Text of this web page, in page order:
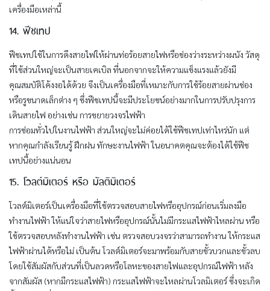
เครื่องมือเหล่านี้
14. ฟีชเทป
ฟีชเทปใช้ในการดึงสายไฟให้ผ่านท่อร้อยสายไฟหรือช่องว่างระหว่างผนัง วัสดุ
ที่ใช้ส่วนใหญ่จะเป็นสายเคเบิล ที่นอกจากจะให้ความแข็งแรงแล้วยังมี
คุณสมบัติโค้งงอได้ด้วย จึงเป็นเครื่องมือที่เหมาะกับการใช้ร้อยสายผ่านช่อง
หรือรูขนาดเล็กต่าง ๆ ซึ่งฟีชเทปนี้จะมีประโยชน์อย่างมากในการปรับปรุงการ
เดินสายไฟ อย่างเช่น การขยายวงจรไฟฟ้า
การซ่อมทั่วไปในงานไฟฟ้า ส่วนใหญ่จะไม่ค่อยได้ใช้ฟีชเทปเท่าไหร่นัก แต่
หากคุณกำลังเรียนรู้ ฝึกฝน ทักษะงานไฟฟ้า ในอนาคตคุณจะต้องได้ใช้ฟีช
เทปนี้อย่างแน่นอน
15. โวลต์มิเตอร์ หรือ มัลติมิเตอร์
โวลต์มิเตอร์เป็นเครื่องมือที่ใช้ตรวจสอบสายไฟหรืออุปกรณ์ก่อนเริ่มลงมือ
ทำงานไฟฟ้า ให้แน่ใจว่าสายไฟหรืออุปกรณ์นั้นไม่มีกระแสไฟฟ้าไหลผ่าน หรือ
ใช้ตรวจสอบหลังทำงานไฟฟ้า เช่น ตรวจสอบวงจรว่าสามารถทำงาน ให้กระแส
ไฟฟ้าผ่านได้หรือไม่ เป็นต้น โวลต์มิเตอร์จะมาพร้อมกับสายขั้วบวกและขั้วลบ
โดยใช้สัมผัสกับส่วนที่เป็นลวดหรือโลหะของสายไฟและอุปกรณ์ไฟฟ้า หลัง
จากสัมผัส (หากมีกระแสไฟฟ้า) กระแสไฟฟ้าจะไหลผ่านโวลมิเตอร์ ซึ่งจะเกิด